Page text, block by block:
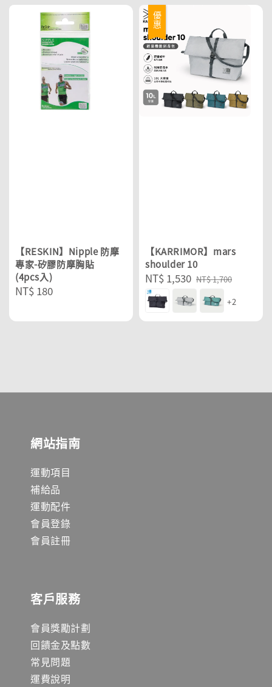
【RESKIN】Nipple 防摩
專家-矽膠防摩胸貼
(4pcs入)
Regular
NT$ 180
優惠
【KARRIMOR】mars
shoulder 10
Sale
price
NT$ 1,530 Regular
price
NT$ 1,700
+2
網站指南
運動項目
補給品
運動配件
會員登錄
會員註冊
客戶服務
會員獎勵計劃
回饋金及點數
常見問題
運費說明